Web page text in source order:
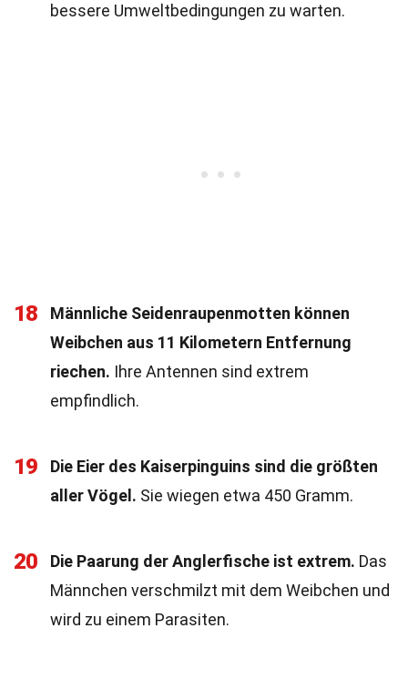
bessere Umweltbedingungen zu warten.
18
Männliche Seidenraupenmotten können
Weibchen aus 11 Kilometern Entfernung
riechen. Ihre Antennen sind extrem
empfindlich.
19
Die Eier des Kaiserpinguins sind die größten
aller Vögel. Sie wiegen etwa 450 Gramm.
20 Die Paarung der Anglerfische ist extrem. Das
Männchen verschmilzt mit dem Weibchen und
wird zu einem Parasiten.